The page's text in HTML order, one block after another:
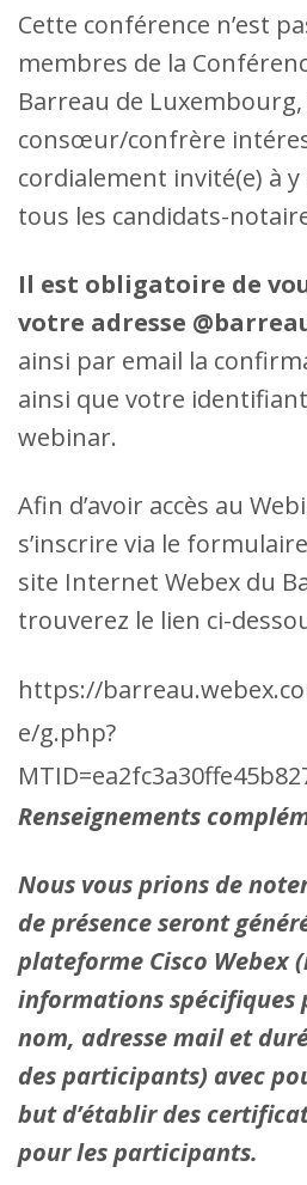
Cette conférence n’est
membres de la
Barreau de
consœur/confrère
cordialement invité(e) à
tous​ les candidats-
Il est obligatoire de
votre adresse
ainsi par email la
ainsi que votre
webinar.
Afin d’avoir accès au
s’inscrire via le
site Internet Webex du
trouverez le lien ci-
https://
e/g.php?
Renseignements
Nous vous prions de
de présence seront
plateforme Cisco Webex
informations spécifiques
nom, adresse mail et
des participants) avec
but d’établir des
pour les participants.